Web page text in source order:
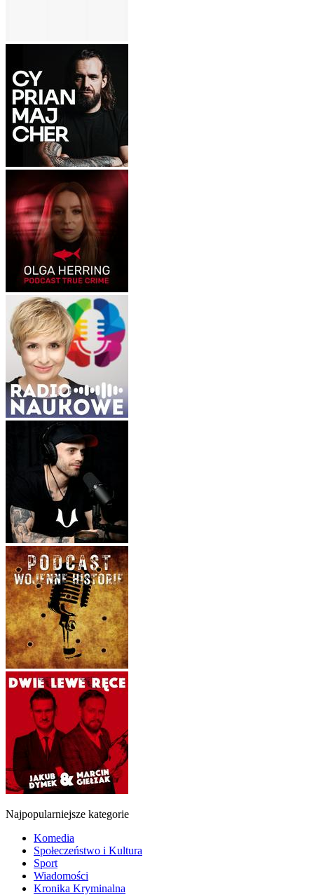
Najpopularniejsze kategorie
Komedia
Społeczeństwo i Kultura
Sport
Wiadomości
Kronika Kryminalna